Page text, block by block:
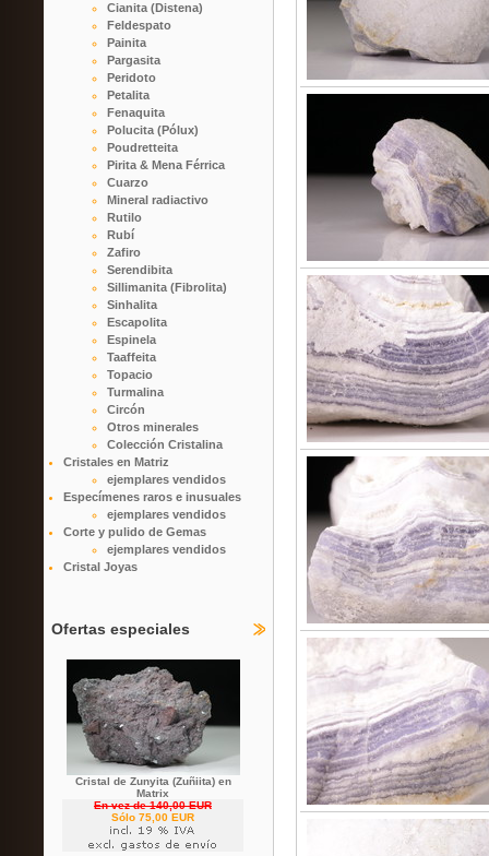
Cianita (Distena)
Feldespato
Painita
Pargasita
Peridoto
Petalita
Fenaquita
Polucita (Pólux)
Poudretteita
Pirita & Mena Férrica
Cuarzo
Mineral radiactivo
Rutilo
Rubí
Zafiro
Serendibita
Sillimanita (Fibrolita)
Sinhalita
Escapolita
Espinela
Taaffeita
Topacio
Turmalina
Circón
Otros minerales
Colección Cristalina
Cristales en Matriz
ejemplares vendidos
Especímenes raros e inusuales
ejemplares vendidos
Corte y pulido de Gemas
ejemplares vendidos
Cristal Joyas
Ofertas especiales
Cristal de Zunyita (Zuñiita) en
Matrix
En vez de 140,00 EUR
Sólo 75,00 EUR